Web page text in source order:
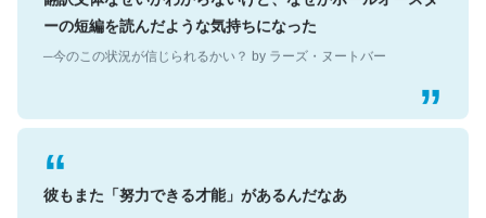
ーの短編を読んだような気持ちになった
─今のこの状況が信じられるかい？ by ラーズ・ヌートバー
彼もまた「努力できる才能」があるんだなあ